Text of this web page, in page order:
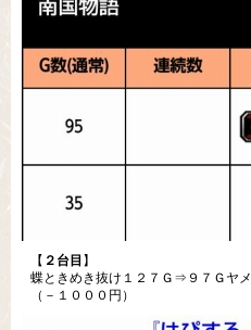
【 ２台目 】
蝶ときめき抜け１２７Ｇ⇒９７Ｇヤメ
（－１０００円）